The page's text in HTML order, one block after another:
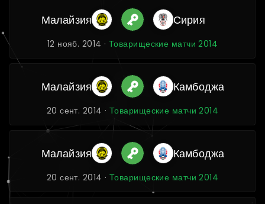
Малайзия Сирия
12 нояб. 2014 · Товарищеские матчи 2014
Малайзия Камбоджа
20 сент. 2014 · Товарищеские матчи 2014
Малайзия Камбоджа
20 сент. 2014 · Товарищеские матчи 2014